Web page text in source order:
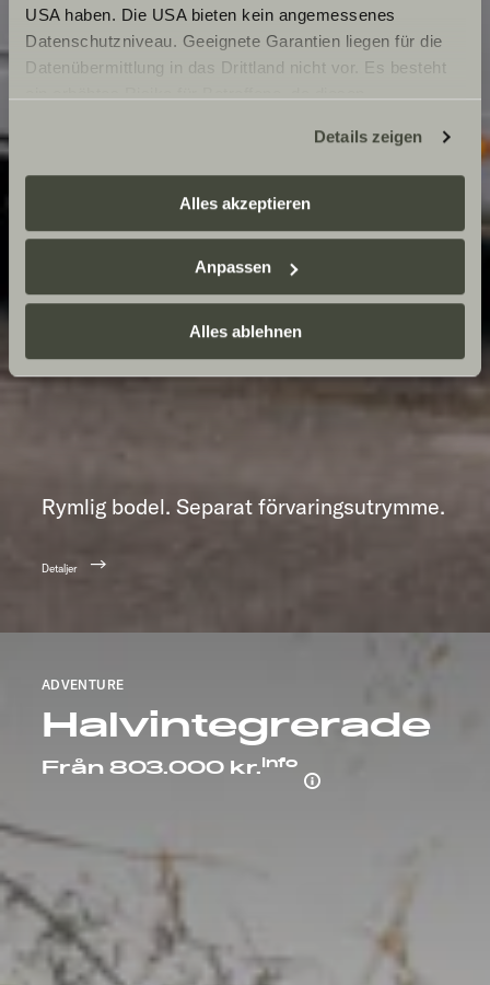
USA haben. Die USA bieten kein angemessenes
Datenschutzniveau. Geeignete Garantien liegen für die
Datenübermittlung in das Drittland nicht vor. Es besteht
zustehen. Eingesetzte Dienstleister können Daten für
eigene Zwecke verarbeiten und mit anderen Daten
zusammenführen. Weitere Informationen finden Sie hier:
Datenschutzerklärung
einzelne Cookies/Dienste in den Einstellungen aus,
erteilen Sie uns Ihre Einwilligung zur Verarbeitung Ihrer
Daten zu den genannten Zwecken. Die Einwilligung ist
freiwillig, für den Besuch der Website nicht erforderlich
und kann jederzeit über die Einstellungen widerrufen
werden. Klicken Sie auf Ablehnen, werden nur die
notwendigen Cookies auf der Webseite gesetzt, die für
Details zeigen
Alles akzeptieren
Anpassen
Alles ablehnen
Rymlig bodel. Separat förvaringsutrymme.
Detaljer
Halvintegrerade
ADVENTURE
Från 803.000 kr.Info